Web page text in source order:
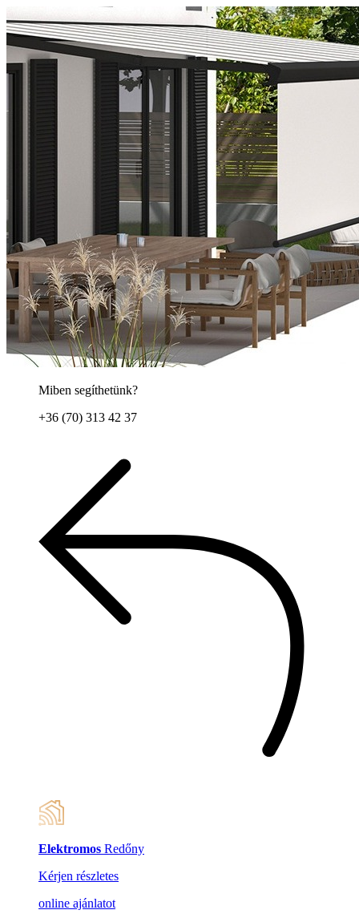
Miben segíthetünk?
+36 (70) 313 42 37
Elektromos Redőny
Kérjen részletes
online ajánlatot